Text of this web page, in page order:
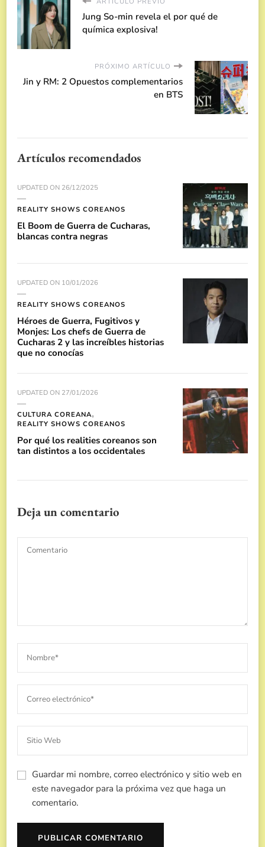
Jung So-min revela el por qué de
química explosiva!
PRÓXIMO ARTÍCULO
Jin y RM: 2 Opuestos complementarios
en BTS
Artículos recomendados
UPDATED ON 26/12/2025
REALITY SHOWS COREANOS
El Boom de Guerra de Cucharas,
blancas contra negras
UPDATED ON 10/01/2026
REALITY SHOWS COREANOS
Héroes de Guerra, Fugitivos y
Monjes: Los chefs de Guerra de
Cucharas 2 y las increíbles historias
que no conocías
UPDATED ON 27/01/2026
CULTURA COREANA
REALITY SHOWS COREANOS
Por qué los realities coreanos son
tan distintos a los occidentales
Deja un comentario
Guardar mi nombre, correo electrónico y sitio web en
este navegador para la próxima vez que haga un
comentario.